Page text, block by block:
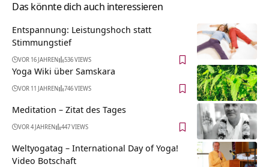
Das könnte dich auch interessieren
Entspannung: Leistungshoch statt
Stimmungstief
VOR 16 JAHREN 536 VIEWS
Yoga Wiki über Samskara
VOR 11 JAHREN 746 VIEWS
Meditation – Zitat des Tages
VOR 4 JAHREN 447 VIEWS
Weltyogatag – International Day of Yoga!
Video Botschaft